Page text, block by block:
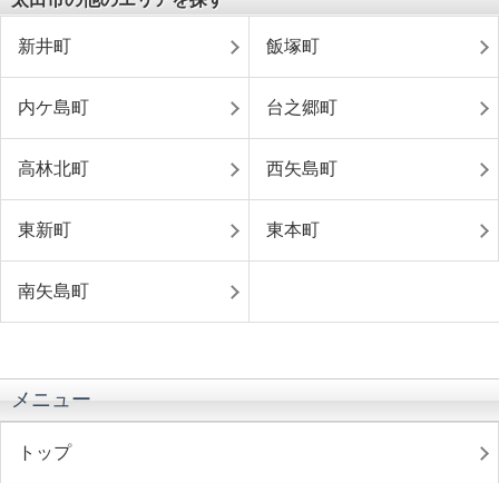
新井町 飯塚町
内ケ島町 台之郷町
高林北町 西矢島町
東新町 東本町
南矢島町
メニュー
トップ